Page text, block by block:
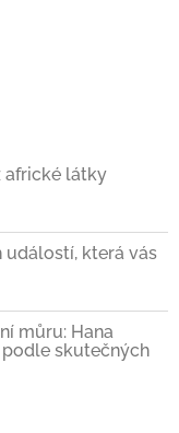
africké látky
událostí, která vás
můru: Hana
podle skutečných